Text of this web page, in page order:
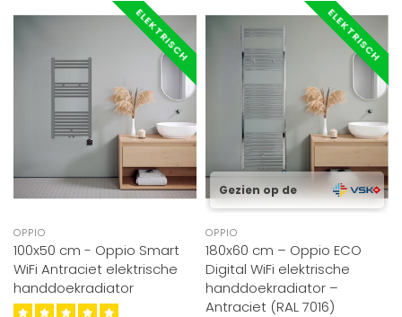
ELEKTRISCH
OPPIO
100x50 cm - Oppio Smart
WiFi Antraciet elektrische
handdoekradiator
ELEKTRISCH
Gezien op de
OPPIO
180x60 cm – Oppio ECO
Digital WiFi elektrische
handdoekradiator –
Antraciet (RAL 7016)